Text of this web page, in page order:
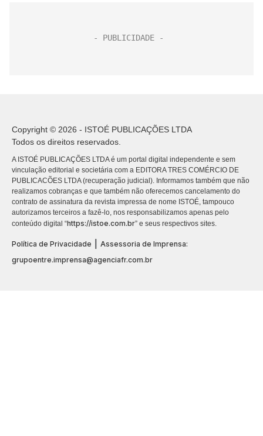
Copyright © 2026 - ISTOÉ PUBLICAÇÕES LTDA
Todos os direitos reservados.
A ISTOÉ PUBLICAÇÕES LTDA é um portal digital independente e sem
vinculação editorial e societária com a EDITORA TRES COMÉRCIO DE
PUBLICACÕES LTDA (recuperação judicial). Informamos também que não
realizamos cobranças e que também não oferecemos cancelamento do
contrato de assinatura da revista impressa de nome ISTOÉ, tampouco
autorizamos terceiros a fazê-lo, nos responsabilizamos apenas pelo
conteúdo digital “https://istoe.com.br” e seus respectivos sites.
Política de Privacidade
Assessoria de Imprensa:
grupoentre.imprensa@agenciafr.com.br